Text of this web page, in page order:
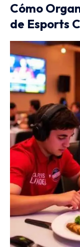
Cómo
de Esports